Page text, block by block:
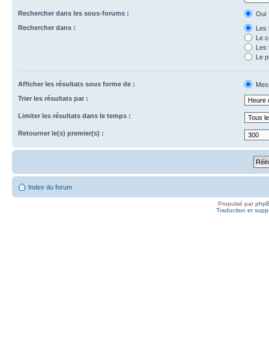
Rechercher dans les sous-forums :
Oui
Rechercher dans :
Les
Le
Les
Le
Afficher les résultats sous forme de :
Trier les résultats par :
Limiter les résultats dans le temps :
Retourner le(s) premier(s) :
Index du forum
Propulsé par
Traduction et